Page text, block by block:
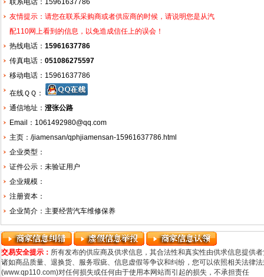
联系电话：15961637786
友情提示：请您在联系采购商或者供应商的时候，请说明您是从汽
配110网上看到的信息，以免造成信任上的误会！
热线电话： 15961637786
传真电话： 051086275597
移动电话：15961637786
在线ＱＱ：
通信地址： 澄张公路
Email：1061492980@qq.com
主页： /jiamensan/qphjiamensan-15961637786.html
企业类型：
证件公示：未验证用户
企业规模：
注册资本：
企业简介：主要经营汽车维修保养
交易安全提示： 所有发布的供应商及供求信息，其合法性和真实性由供求信息提供
诸如商品质量、退换货、服务瑕疵、信息虚假等争议和纠纷，您可以依照相关法律
(www.qp110.com)对任何损失或任何由于使用本网站而引起的损失，不承担责任